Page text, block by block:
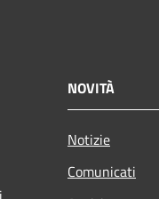
NOVITÀ
Notizie
Comunicati